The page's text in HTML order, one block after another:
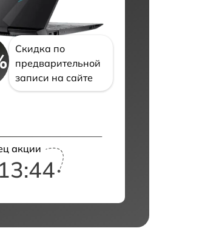
Скидка по
предварительной
записи на сайте
акции